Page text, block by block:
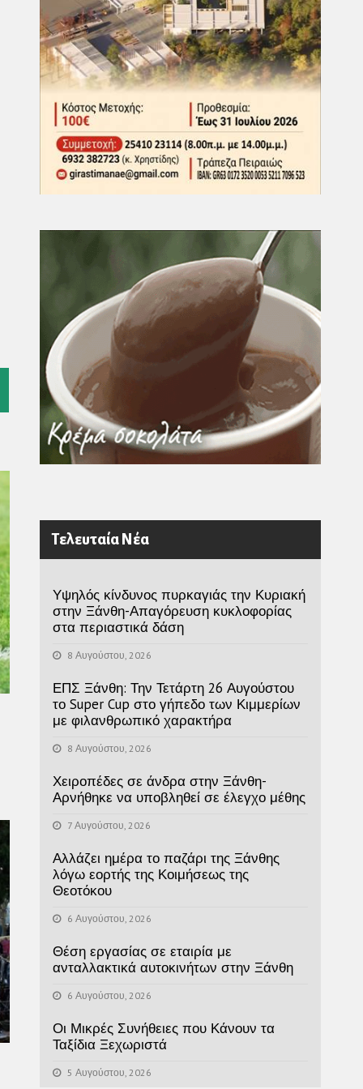
Τελευταία Νέα
Υψηλός κίνδυνος πυρκαγιάς την Κυριακή
στην Ξάνθη-Απαγόρευση κυκλοφορίας
στα περιαστικά δάση
8 Αυγούστου, 2026
ΕΠΣ Ξάνθη: Την Τετάρτη 26 Αυγούστου
το Super Cup στο γήπεδο των Κιμμερίων
με φιλανθρωπικό χαρακτήρα
8 Αυγούστου, 2026
Χειροπέδες σε άνδρα στην Ξάνθη-
Αρνήθηκε να υποβληθεί σε έλεγχο μέθης
7 Αυγούστου, 2026
Αλλάζει ημέρα το παζάρι της Ξάνθης
λόγω εορτής της Κοιμήσεως της
Θεοτόκου
6 Αυγούστου, 2026
Θέση εργασίας σε εταιρία με
ανταλλακτικά αυτοκινήτων στην Ξάνθη
6 Αυγούστου, 2026
Οι Μικρές Συνήθειες που Κάνουν τα
Ταξίδια Ξεχωριστά
5 Αυγούστου, 2026